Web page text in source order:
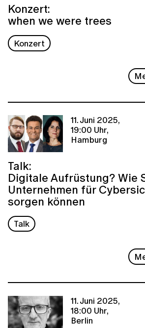
Konzert:
when we were trees
Konzert
11. Juni 2025,
19:00 Uhr,
Hamburg
Talk:
Digitale Aufrüstung? Wie
Unternehmen für
sorgen können
Talk
11. Juni 2025,
18:00 Uhr,
Berlin